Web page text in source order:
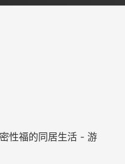
性福的同居生活 - 游